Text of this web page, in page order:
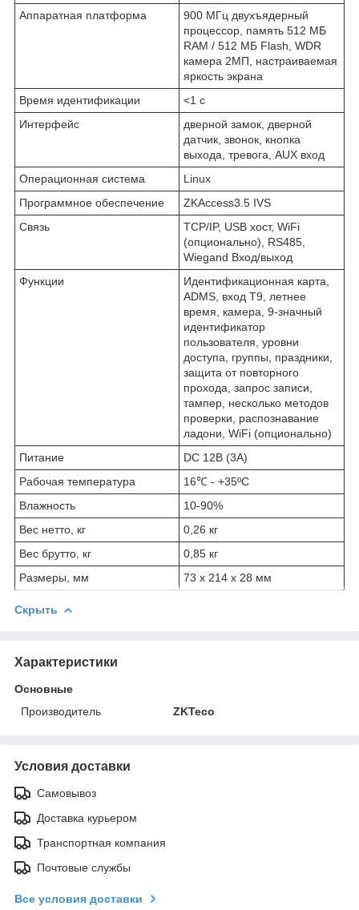
Аппаратная платформа
900 МГц двухъядерный
процессор, память 512 МБ
RAM / 512 МБ Flash, WDR
камера 2МП, настраиваемая
яркость экрана
Время идентификации
<1 с
Интерфейс
дверной замок, дверной
датчик, звонок, кнопка
выхода, тревога, AUX вход
Операционная система
Linux
Программное обеспечение
ZKAccess3.5 IVS
Связь
TCP/IP, USB хост, WiFi
(опционально), RS485,
Wiegand Вход/выход
Функции
Идентификационная карта,
ADMS, вход T9, летнее
время, камера, 9-значный
идентификатор
пользователя, уровни
доступа, группы, праздники,
защита от повторного
прохода, запрос записи,
тампер, несколько методов
проверки, распознавание
ладони, WiFi (опционально)
Питание
DC 12В (3A)
Рабочая температура
16℃ - +35ºC
Влажность
10-90%
Вес нетто, кг
0,26 кг
Вес брутто, кг
0,85 кг
Размеры, мм
73 х 214 х 28 мм
Скрыть
Характеристики
Основные
Производитель
ZKTeco
Условия доставки
Самовывоз
Доставка курьером
Транспортная компания
Почтовые службы
Все условия доставки